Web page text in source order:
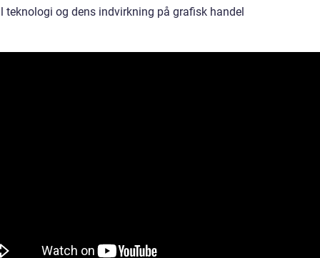
teknologi og dens indvirkning på grafisk handel